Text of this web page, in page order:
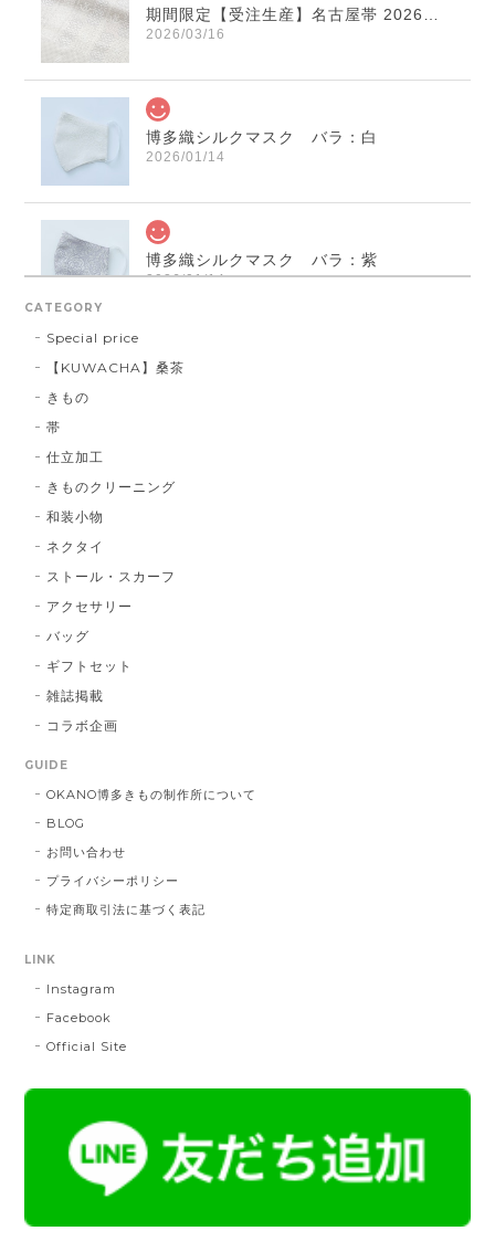
2026/03/16
博多織シルクマスク バラ：白
2026/01/14
博多織シルクマスク バラ：紫
2026/01/14
2025/05/26
2024/11/30
帯締 二分紐：鼡
NN：鼡
CATEGORY
Special price
【KUWACHA】桑茶
きもの
帯
仕立加工
きものクリーニング
和装小物
ネクタイ
ストール・スカーフ
アクセサリー
バッグ
ギフトセット
雑誌掲載
コラボ企画
GUIDE
OKANO博多きもの制作所について
BLOG
お問い合わせ
プライバシーポリシー
特定商取引法に基づく表記
LINK
Instagram
Facebook
Official Site